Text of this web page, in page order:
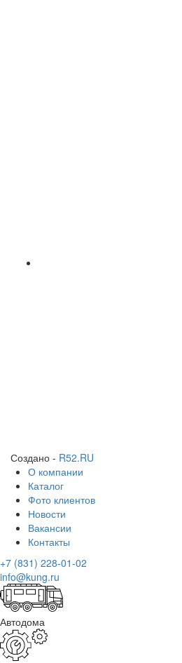
Создано - R52.RU
О компании
Каталог
Фото клиентов
Новости
Вакансии
Контакты
+7 (831) 228-01-02
info@kung.ru
Автодома